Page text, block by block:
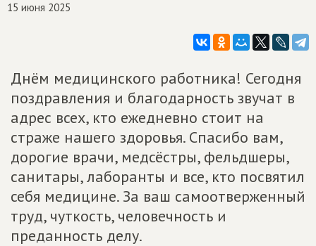
15 июня 2025
Днём медицинского работника! Сегодня
поздравления и благодарность звучат в
адрес всех, кто ежедневно стоит на
страже нашего здоровья. Спасибо вам,
дорогие врачи, медсёстры, фельдшеры,
санитары, лаборанты и все, кто посвятил
себя медицине. За ваш самоотверженный
труд, чуткость, человечность и
преданность делу.